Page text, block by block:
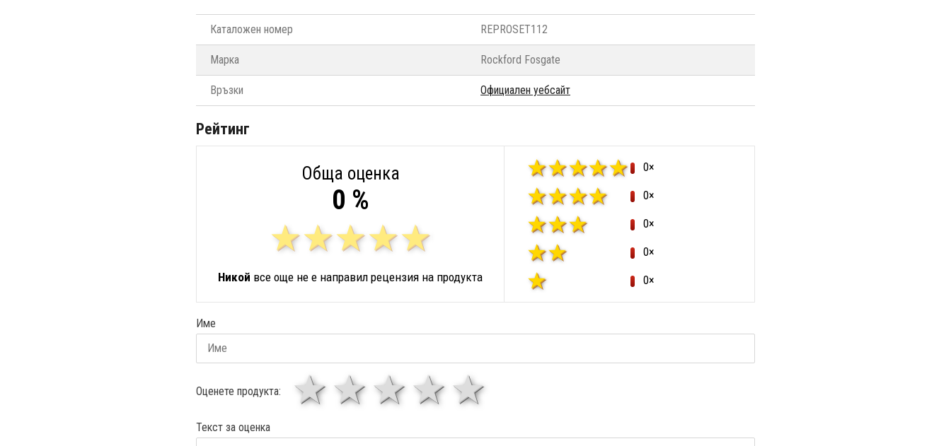
Каталожен номер REPROSET112
Марка Rockford Fosgate
Връзки Официален уебсайт
Рейтинг
Обща оценка
0 %
Никой все още не е направил рецензия на продукта
0×
0×
0×
0×
0×
Име
Оценете продукта: 4 звезди
3 звезди
звезди
1 звезда
Текст за оценка